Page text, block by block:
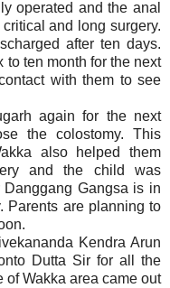
operated and the anal
and long surgery.
after ten days.
to ten month for the next
with them to see
again for the next
the colostomy. This
also helped them
and the child was
Gangsa is in
Parents are planning to
Kendra Arun
Dutta Sir for all the
of Wakka area came out